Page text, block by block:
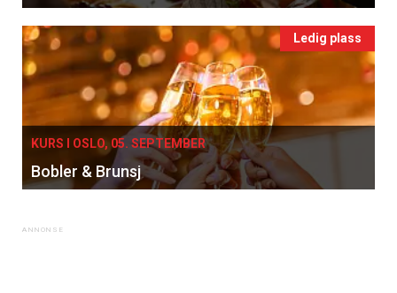
Ledig plass
KURS I OSLO, 05. SEPTEMBER
Bobler & Brunsj